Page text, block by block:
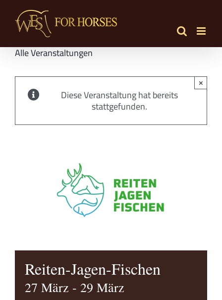
Inhalt
springen
Alle Veranstaltungen
Diese Veranstaltung hat bereits
stattgefunden.
×
Reiten-Jagen-Fischen
27 März - 29 März